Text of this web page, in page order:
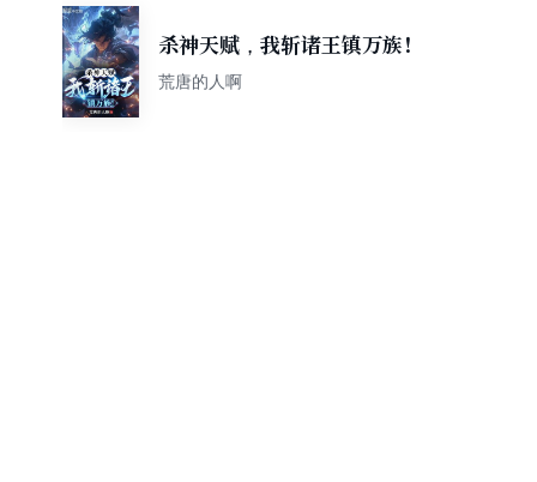
杀神天赋，我斩诸王镇万族！
荒唐的人啊